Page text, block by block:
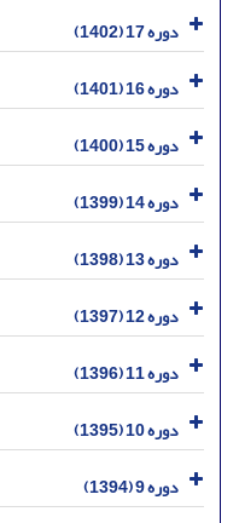
دوره 17 (1402)
دوره 16 (1401)
دوره 15 (1400)
دوره 14 (1399)
دوره 13 (1398)
دوره 12 (1397)
دوره 11 (1396)
دوره 10 (1395)
دوره 9 (1394)